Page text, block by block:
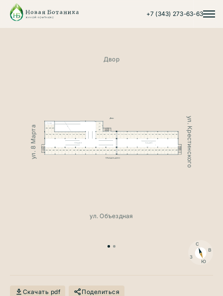
+7 (343) 273-63-63
з
с
в
ю
Двор
ул. Крестинского
ул. Объездная
ул. 8 Марта
Скачать pdf Поделиться